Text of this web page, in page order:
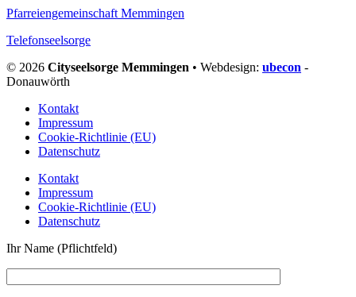
Pfarreiengemeinschaft Memmingen
Telefonseelsorge
© 2026 Cityseelsorge Memmingen • Webdesign: ubecon -
Donauwörth
Kontakt
Impressum
Cookie-Richtlinie (EU)
Datenschutz
Kontakt
Impressum
Cookie-Richtlinie (EU)
Datenschutz
Ihr Name (Pflichtfeld)